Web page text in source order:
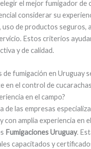
el mejor fumigador de
considerar su
uso de productos seguros,
Estos criterios
y de calidad.
de fumigación en Uruguay
en el control de
en el campo?
de las empresas
con amplia experiencia en
Fumigaciones Uruguay.
capacitados y